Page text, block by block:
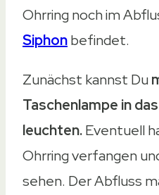
Ohrring noch im
Siphonbefindet.
Zunächst kannst Du
Taschenlampe in
leuchten.Eventuell
Ohrring verfangen
sehen. Der Abfluss